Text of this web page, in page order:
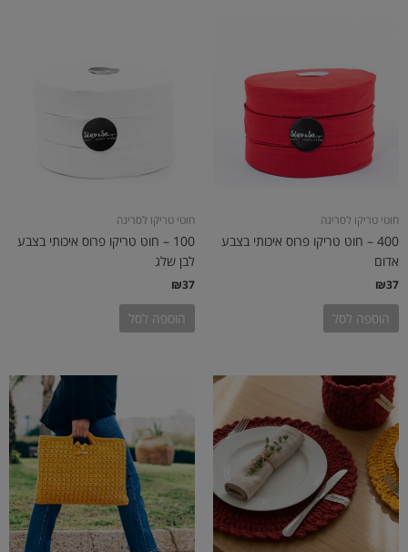
חוטי טריקו לסריגה
400 – חוט טריקו פרוס איכותי בצבע
אדום
₪37
הוספה לסל
חוטי טריקו לסריגה
100 – חוט טריקו פרוס איכותי בצבע
לבן שלג
₪37
הוספה לסל